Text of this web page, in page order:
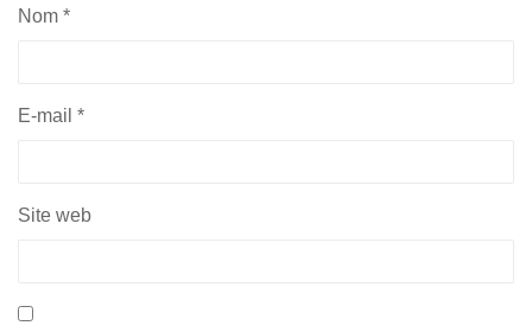
Nom *
E-mail *
Site web